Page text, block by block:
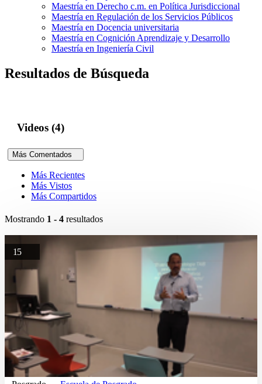
Maestría en Derecho c.m. en Política Jurisdiccional
Maestría en Regulación de los Servicios Públicos
Maestría en Docencia universitaria
Maestría en Cognición Aprendizaje y Desarrollo
Maestría en Ingeniería Civil
Resultados de Búsqueda
Videos (4)
Más Comentados
Más Recientes
Más Vistos
Más Compartidos
Mostrando 1 - 4 resultados
15